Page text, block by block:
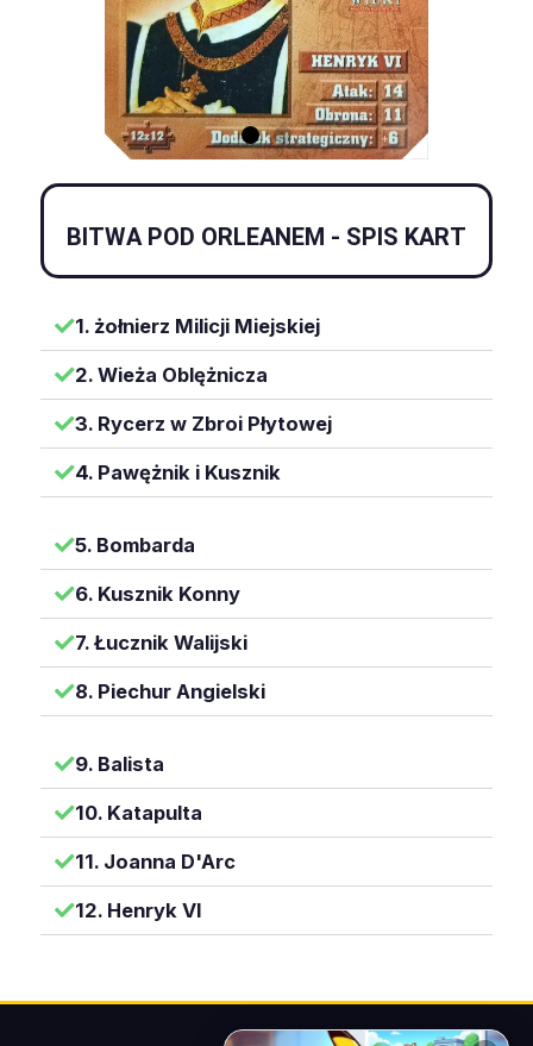
BITWA POD ORLEANEM - SPIS KART
1. żołnierz Milicji Miejskiej
2. Wieża Oblężnicza
3. Rycerz w Zbroi Płytowej
4. Pawężnik i Kusznik
5. Bombarda
6. Kusznik Konny
7. Łucznik Walijski
8. Piechur Angielski
9. Balista
10. Katapulta
11. Joanna D'Arc
12. Henryk VI